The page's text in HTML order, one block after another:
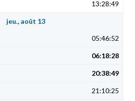
13:28:49
jeu., août 13
05:46:52
06:18:28
20:38:49
21:10:25